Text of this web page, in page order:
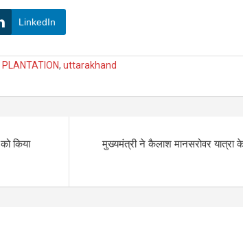
LinkedIn
PLANTATION, uttarakhand
किया
मुख्यमंत्री ने कैलाश मानसरोवर यात्रा